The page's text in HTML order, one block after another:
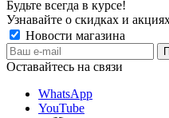
Будьте всегда в курсе!
Узнавайте о скидках и
Новости магазина
Оставайтесь на связи
WhatsApp
YouTube